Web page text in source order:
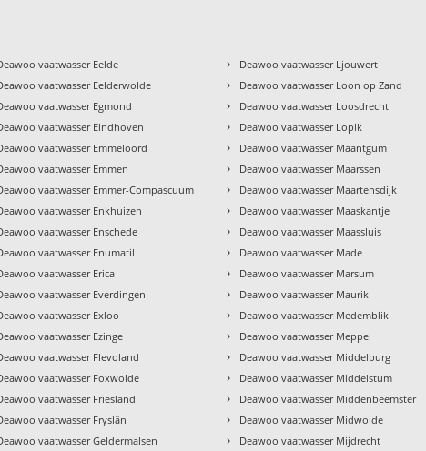
vaatwasser Eelde
vaatwasser Eelderwolde
vaatwasser Egmond
vaatwasser Eindhoven
vaatwasser Emmeloord
vaatwasser Emmen
vaatwasser Emmer-Compascuum
vaatwasser Enkhuizen
vaatwasser Enschede
vaatwasser Enumatil
vaatwasser Erica
vaatwasser Everdingen
vaatwasser Exloo
vaatwasser Ezinge
vaatwasser Flevoland
vaatwasser Foxwolde
vaatwasser Friesland
vaatwasser Fryslân
vaatwasser Geldermalsen
› Deawoo vaatwasser Ljouwert
› Deawoo vaatwasser Loon op Zand
› Deawoo vaatwasser Loosdrecht
› Deawoo vaatwasser Lopik
› Deawoo vaatwasser Maantgum
› Deawoo vaatwasser Maarssen
› Deawoo vaatwasser Maartensdijk
› Deawoo vaatwasser Maaskantje
› Deawoo vaatwasser Maassluis
› Deawoo vaatwasser Made
› Deawoo vaatwasser Marsum
› Deawoo vaatwasser Maurik
› Deawoo vaatwasser Medemblik
› Deawoo vaatwasser Meppel
› Deawoo vaatwasser Middelburg
› Deawoo vaatwasser Middelstum
› Deawoo vaatwasser Middenbeemster
› Deawoo vaatwasser Midwolde
› Deawoo vaatwasser Mijdrecht